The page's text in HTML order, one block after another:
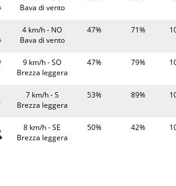
Vento
4 km/h - SO
Bava di vento
75%
5 km/h - O
59%
6 km/h - SO
45%
4 km/h - N
63%
Bava di vento
4 km/h - NO
Bava di vento
47% 71%
9 km/h - SO
Brezza leggera
47% 79%
7 km/h - S
Brezza leggera
53% 89%
8 km/h - SE
Brezza leggera
50% 42%